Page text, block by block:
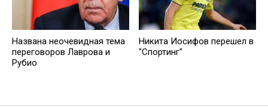
Названа неочевидная тема
переговоров Лаврова и
Рубио
Никита Иосифов перешел в
"Спортинг"